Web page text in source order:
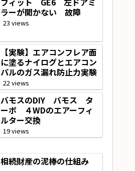
ラーが開かない 故障
23 views
【実験】エアコンフレア面
に塗るナイログとエアコン
パルのガス漏れ防止力実験
22 views
バモスのDIY バモス タ
ーボ ４WDのエアーフィ
ルター交換
19 views
相続財産の泥棒の仕組み